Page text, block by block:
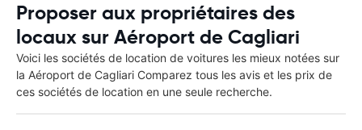
Proposer aux propriétaires des
locaux sur Aéroport de Cagliari
Voici les sociétés de location de voitures les mieux notées sur
la Aéroport de Cagliari Comparez tous les avis et les prix de
ces sociétés de location en une seule recherche.